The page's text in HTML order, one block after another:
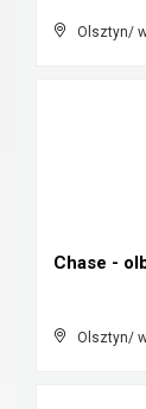
Olsztyn/
Chase -
Olsztyn/